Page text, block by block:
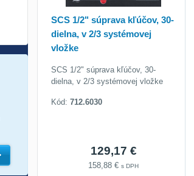
SCS 1/2" súprava kľúčov, 30-
dielna, v 2/3 systémovej
vložke
SCS 1/2" súprava kľúčov, 30-
dielna, v 2/3 systémovej vložke
Kód:712.6030
129,17 €
158,88 €s DPH